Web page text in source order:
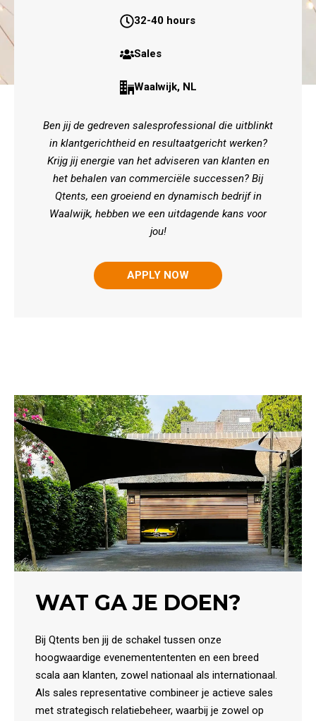
32-40 hours
Sales
Waalwijk, NL
Ben jij de gedreven salesprofessional die uitblinkt
in klantgerichtheid en resultaatgericht werken?
Krijg jij energie van het adviseren van klanten en
het behalen van commerciële successen? Bij
Qtents, een groeiend en dynamisch bedrijf in
Waalwijk, hebben we een uitdagende kans voor
jou!
APPLY NOW
WAT GA JE DOEN?
Bij Qtents ben jij de schakel tussen onze
hoogwaardige evenementententen en een breed
scala aan klanten, zowel nationaal als internationaal.
Als sales representative combineer je actieve sales
met strategisch relatiebeheer, waarbij je zowel op